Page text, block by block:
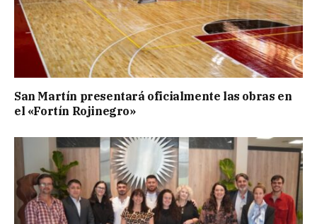
San Martín presentará oficialmente las obras en
el «Fortín Rojinegro»